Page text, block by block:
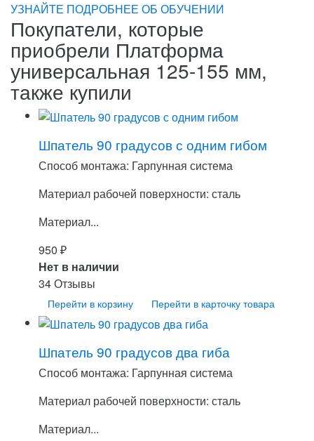
УЗНАЙТЕ ПОДРОБНЕЕ ОБ ОБУЧЕНИИ
Покупатели, которые
приобрели Платформа
универсальная 125-155 мм,
также купили
Шпатель 90 градусов с одним гибом
Способ монтажа: Гарпунная система
Материал рабочей поверхности: сталь
Материал...
950 ₽
Нет в наличии
34 Отзывы
Перейти в корзину Перейти в карточку товара
Шпатель 90 градусов два гиба
Способ монтажа: Гарпунная система
Материал рабочей поверхности: сталь
Материал...